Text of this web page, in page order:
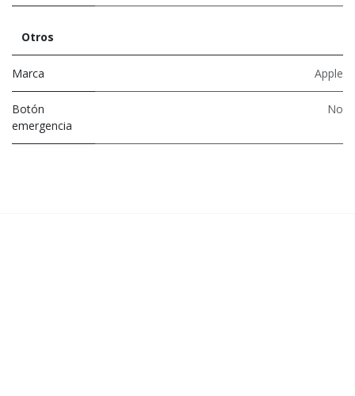
Otros
Marca Apple
Botón
emergencia
No